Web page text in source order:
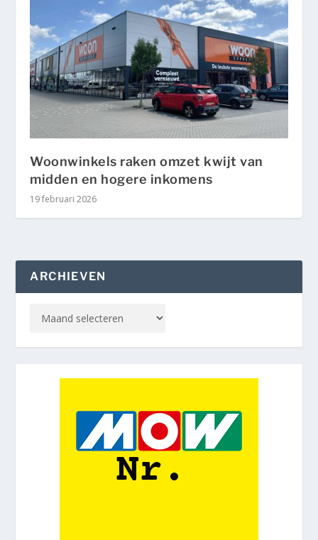
Woonwinkels raken omzet kwijt van
midden en hogere inkomens
19 februari 2026
ARCHIEVEN